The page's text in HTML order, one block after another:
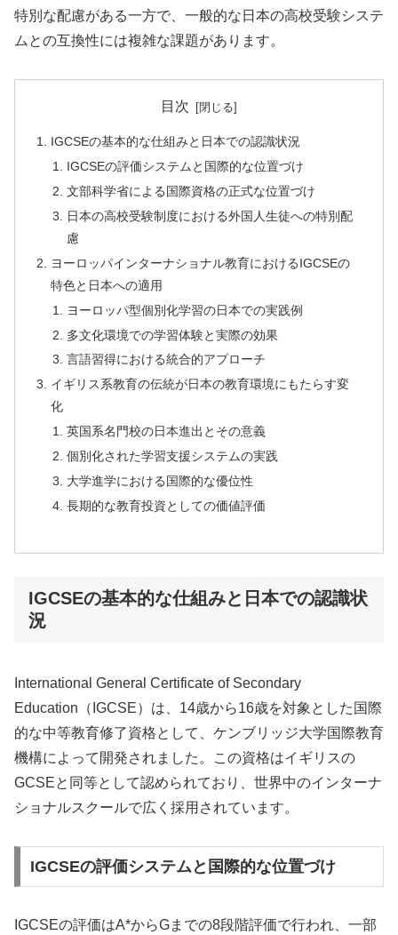
特別な配慮がある一方で、一般的な日本の高校受験システ
ムとの互換性には複雑な課題があります。
目次
IGCSEの基本的な仕組みと日本での認識状況
IGCSEの評価システムと国際的な位置づけ
文部科学省による国際資格の正式な位置づけ
日本の高校受験制度における外国人生徒への特別配
慮
ヨーロッパインターナショナル教育におけるIGCSEの
特色と日本への適用
ヨーロッパ型個別化学習の日本での実践例
多文化環境での学習体験と実際の効果
言語習得における統合的アプローチ
イギリス系教育の伝統が日本の教育環境にもたらす変
化
英国系名門校の日本進出とその意義
個別化された学習支援システムの実践
大学進学における国際的な優位性
長期的な教育投資としての価値評価
IGCSEの基本的な仕組みと日本での認識状
況
International General Certificate of Secondary
Education（IGCSE）は、14歳から16歳を対象とした国際
的な中等教育修了資格として、ケンブリッジ大学国際教育
機構によって開発されました。この資格はイギリスの
GCSEと同等として認められており、世界中のインターナ
ショナルスクールで広く採用されています。
IGCSEの評価システムと国際的な位置づけ
IGCSEの評価はA*からGまでの8段階評価で行われ、一部